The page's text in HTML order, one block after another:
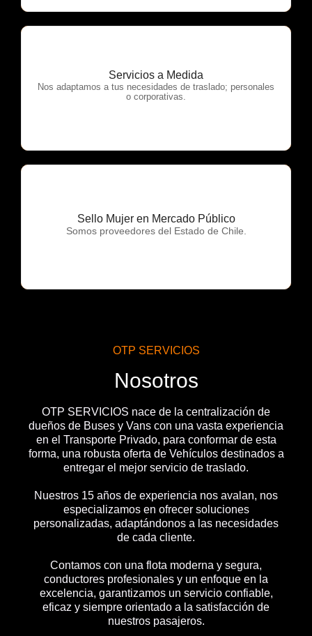
Servicios a Medida
Nos adaptamos a tus necesidades de traslado; personales
o corporativas.
OTP Servicios
Sello Mujer en Mercado Público
Somos proveedores del Estado de Chile.
OTP Servicios
OTP SERVICIOS
Nosotros
OTP SERVICIOS nace de la centralización de
dueños de Buses y Vans con una vasta experiencia
en el Transporte Privado, para conformar de esta
forma, una robusta oferta de Vehículos destinados a
entregar el mejor servicio de traslado.
Nuestros 15 años de experiencia nos avalan, nos
especializamos en ofrecer soluciones
personalizadas, adaptándonos a las necesidades
de cada cliente.
Contamos con una flota moderna y segura,
conductores profesionales y un enfoque en la
excelencia, garantizamos un servicio confiable,
eficaz y siempre orientado a la satisfacción de
nuestros pasajeros.